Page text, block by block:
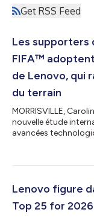
Get RSS Feed
Les supporters
FIFA™ adoptent
de Lenovo, qui
du terrain
MORRISVILLE,
nouvelle étude
avancées
que jamais. Selon
aux États-Unis, 87
améliore leur
Lenovo figure
Top 25 for 2026